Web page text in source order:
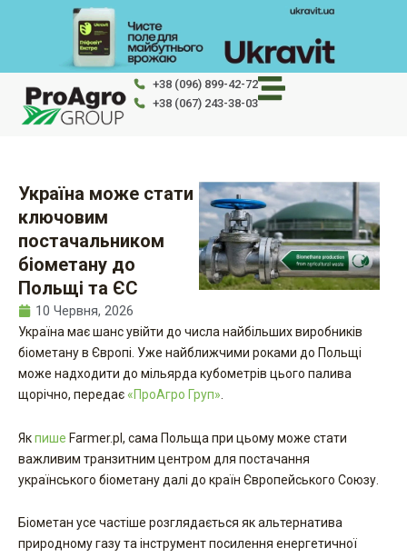
+38 (096) 899-42-72
+38 (067) 243-38-03
Україна може стати
ключовим
постачальником
біометану до
Польщі та ЄС
10 Червня, 2026
Україна має шанс увійти до числа найбільших виробників
біометану в Європі. Уже найближчими роками до Польщі
може надходити до мільярда кубометрів цього палива
щорічно, передає «ПроАгро Груп»
Якпише Farmer.pl, сама Польща при цьому може стати
важливим транзитним центром для постачання
українського біометану далі до країн Європейського Союзу.
Біометан усе частіше розглядається як альтернатива
природному газу та інструмент посилення енергетичної